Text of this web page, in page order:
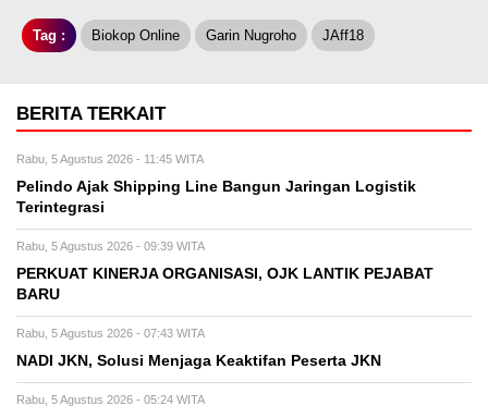
Tag : Biokop Online Garin Nugroho JAff18
BERITA TERKAIT
Rabu, 5 Agustus 2026 - 11:45 WITA
Pelindo Ajak Shipping Line Bangun Jaringan Logistik
Terintegrasi
Rabu, 5 Agustus 2026 - 09:39 WITA
PERKUAT KINERJA ORGANISASI, OJK LANTIK PEJABAT
BARU
Rabu, 5 Agustus 2026 - 07:43 WITA
NADI JKN, Solusi Menjaga Keaktifan Peserta JKN
Rabu, 5 Agustus 2026 - 05:24 WITA